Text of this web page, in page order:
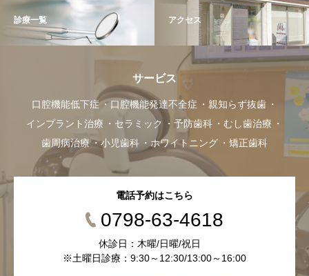
診療一覧 アクセス
サービス
口腔機能低下症 口腔機能発達不全症
親知らず抜歯
インプラント治療
セラミック 予防歯科
むし歯治療
歯周病治療
小児歯科 ホワイトニング 矯正歯科
電話予約はこちら
0798-63-4618
休診日：木曜/日曜/祝日
※土曜日診療：9:30～12:30/13:00～16:00